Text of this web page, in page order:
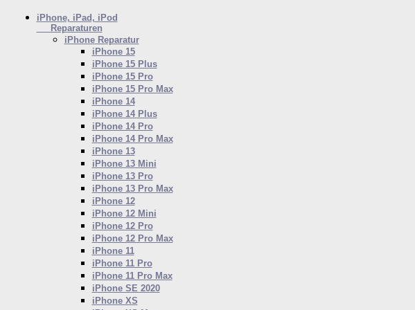
iPhone, iPad, iPod
Reparaturen
iPhoneReparatur
iPhone 15
iPhone 15 Plus
iPhone 15 Pro
iPhone 15 Pro Max
iPhone 14
iPhone 14 Plus
iPhone 14 Pro
iPhone 14 Pro Max
iPhone 13
iPhone 13 Mini
iPhone 13 Pro
iPhone 13 Pro Max
iPhone 12
iPhone 12 Mini
iPhone 12 Pro
iPhone 12 Pro Max
iPhone 11
iPhone 11 Pro
iPhone 11 Pro Max
iPhone SE 2020
iPhone XS